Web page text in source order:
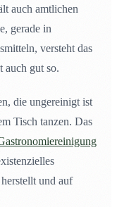
auch amtlichen
gerade in
versteht das
auch gut so.
die ungereinigt ist
Tisch tanzen. Das
und auf